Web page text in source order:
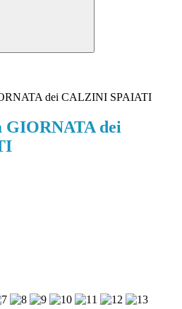
dei CALZINI SPAIATI
GIORNATA dei